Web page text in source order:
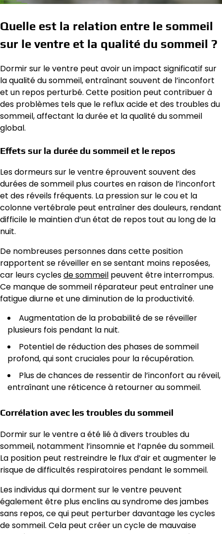
Quelle est la relation entre le sommeil
sur le ventre et la qualité du sommeil ?
Dormir sur le ventre peut avoir un impact significatif sur
la qualité du sommeil, entraînant souvent de l’inconfort
et un repos perturbé. Cette position peut contribuer à
des problèmes tels que le reflux acide et des troubles du
sommeil, affectant la durée et la qualité du sommeil
global.
Effets sur la durée du sommeil et le repos
Les dormeurs sur le ventre éprouvent souvent des
durées de sommeil plus courtes en raison de l’inconfort
et des réveils fréquents. La pression sur le cou et la
colonne vertébrale peut entraîner des douleurs, rendant
difficile le maintien d’un état de repos tout au long de la
nuit.
De nombreuses personnes dans cette position
rapportent se réveiller en se sentant moins reposées,
car leurs cyclesde sommeil peuvent être interrompus.
Ce manque de sommeil réparateur peut entraîner une
fatigue diurne et une diminution de la productivité.
Augmentation de la probabilité de se réveiller
plusieurs fois pendant la nuit.
Potentiel de réduction des phases de sommeil
profond, qui sont cruciales pour la récupération.
Plus de chances de ressentir de l’inconfort au réveil,
entraînant une réticence à retourner au sommeil.
Corrélation avec les troubles du sommeil
Dormir sur le ventre a été lié à divers troubles du
sommeil, notamment l’insomnie et l’apnée du sommeil.
La position peut restreindre le flux d’air et augmenter le
risque de difficultés respiratoires pendant le sommeil.
Les individus qui dorment sur le ventre peuvent
également être plus enclins au syndrome des jambes
sans repos, ce qui peut perturber davantage les cycles
de sommeil. Cela peut créer un cycle de mauvaise